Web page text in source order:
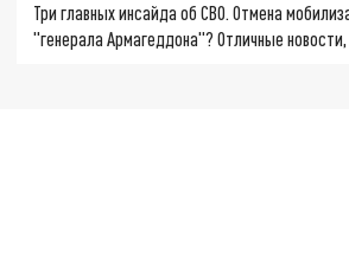
Три главных инсайда об СВО. Отмена
"генерала Армагеддона"? Отличные